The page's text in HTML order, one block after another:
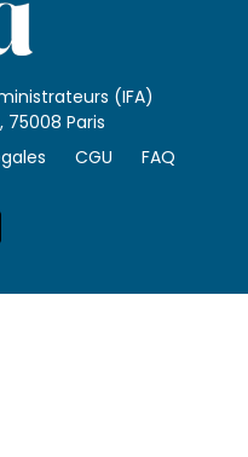
(IFA)
75008 Paris
CGU FAQ